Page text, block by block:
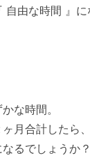
自由な時間 』
な時間。
月合計したら、
るでしょうか？